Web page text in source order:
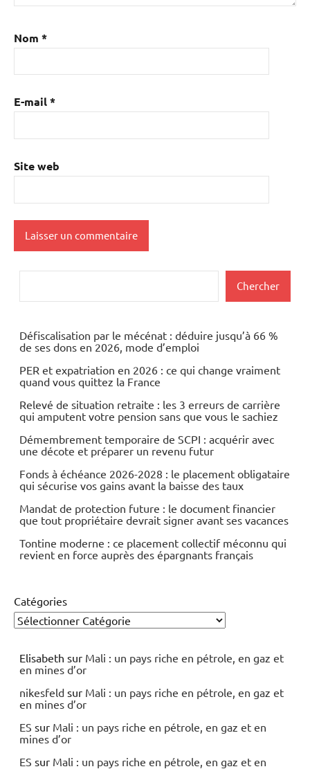
Nom *
E-mail*
Site web
Chercher
Défiscalisation par le mécénat : déduire jusqu’à 66 %
de ses dons en 2026, mode d’emploi
PER et expatriation en 2026 : ce qui change vraiment
quand vous quittez la France
Relevé de situation retraite : les 3 erreurs de carrière
qui amputent votre pension sans que vous le sachiez
Démembrement temporaire de SCPI : acquérir avec
une décote et préparer un revenu futur
Fonds à échéance 2026-2028 : le placement obligataire
qui sécurise vos gains avant la baisse des taux
Mandat de protection future : le document financier
que tout propriétaire devrait signer avant ses vacances
Tontine moderne : ce placement collectif méconnu qui
revient en force auprès des épargnants français
Catégories
Elisabeth sur Mali : un pays riche en pétrole, en gaz et
en mines d’or
nikesfeld sur Mali : un pays riche en pétrole, en gaz et
en mines d’or
ES sur Mali : un pays riche en pétrole, en gaz et en
mines d’or
ES sur Mali : un pays riche en pétrole, en gaz et en